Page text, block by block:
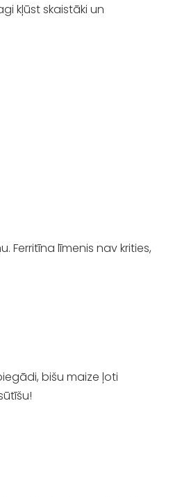
kļūst skaistāki un
Ferritīna līmenis nav krities,
bišu maize ļoti